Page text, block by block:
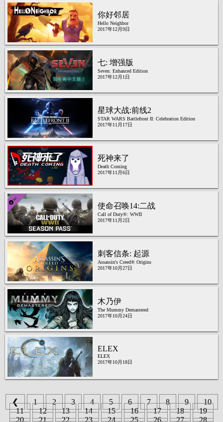
你好邻居
Hello Neighbor
2017年12月9日
七: 增强版
Seven: Enhanced Edition
2017年12月1日
星球大战:前线2
STAR WARS Battlefront II: Celebration Edition
2017年11月17日
死神来了
Death Coming
2017年11月6日
使命召唤14:二战
Call of Duty®: WWII
2017年11月2日
刺客信条: 起源
Assassin's Creed® Origins
2017年10月27日
木乃伊
The Mummy Demastered
2017年10月24日
ELEX
ELEX
2017年10月18日
❮ 1 2 3 4 5 6 7 8 9
10
11
12 13 14 15 16 17 18
19
20
21 22 23 24 25 26 27 28